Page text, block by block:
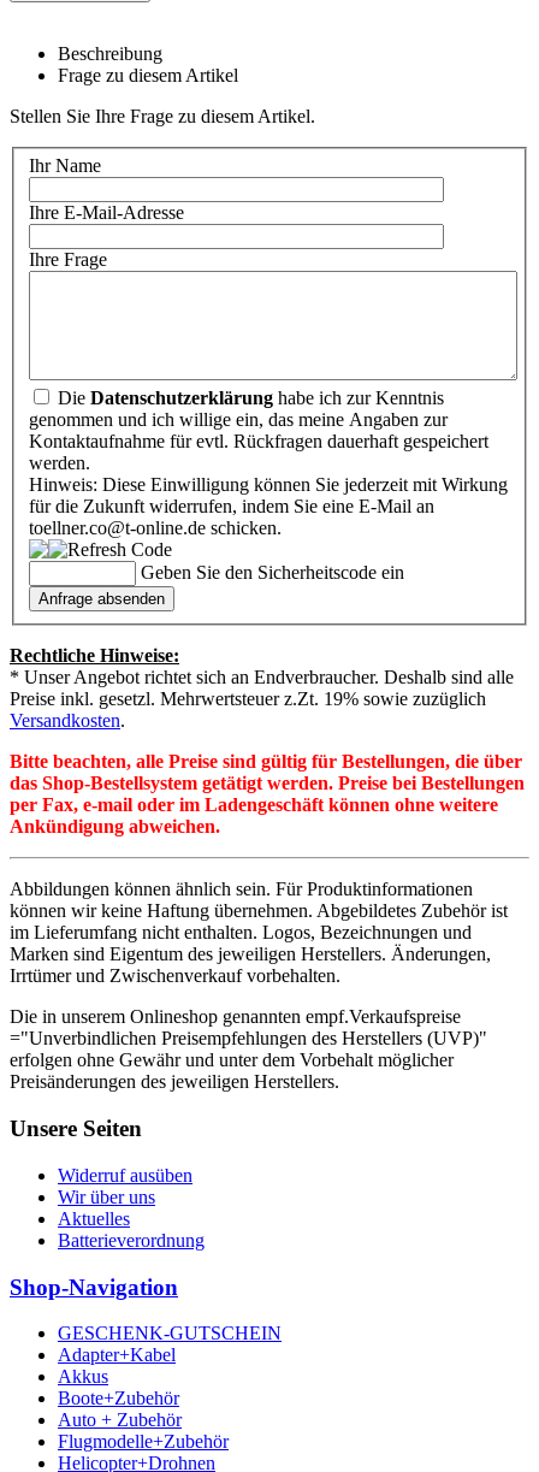
Beschreibung
Frage zu diesem Artikel
Stellen Sie Ihre Frage zu diesem Artikel.
Ihr Name
Ihre E-Mail-Adresse
Ihre Frage
Die Datenschutzerklärung habe ich zur Kenntnis
genommen und ich willige ein, das meine Angaben zur
Kontaktaufnahme für evtl. Rückfragen dauerhaft gespeichert
werden.
Hinweis: Diese Einwilligung können Sie jederzeit mit Wirkung
für die Zukunft widerrufen, indem Sie eine E-Mail an
toellner.co@t-online.de schicken.
Geben Sie den Sicherheitscode ein
Rechtliche Hinweise:
* Unser Angebot richtet sich an Endverbraucher. Deshalb sind alle
Preise inkl. gesetzl. Mehrwertsteuer z.Zt. 19% sowie zuzüglich
Versandkosten.
Bitte beachten, alle Preise sind gültig für Bestellungen, die über
das Shop-Bestellsystem getätigt werden. Preise bei Bestellungen
per Fax, e-mail oder im Ladengeschäft können ohne weitere
Ankündigung abweichen.
Abbildungen können ähnlich sein. Für Produktinformationen
können wir keine Haftung übernehmen. Abgebildetes Zubehör ist
im Lieferumfang nicht enthalten. Logos, Bezeichnungen und
Marken sind Eigentum des jeweiligen Herstellers. Änderungen,
Irrtümer und Zwischenverkauf vorbehalten.
Die in unserem Onlineshop genannten empf.Verkaufspreise
="Unverbindlichen Preisempfehlungen des Herstellers (UVP)"
erfolgen ohne Gewähr und unter dem Vorbehalt möglicher
Preisänderungen des jeweiligen Herstellers.
Unsere Seiten
Widerruf ausüben
Wir über uns
Aktuelles
Batterieverordnung
Shop-Navigation
GESCHENK-GUTSCHEIN
Adapter+Kabel
Akkus
Boote+Zubehör
Auto + Zubehör
Flugmodelle+Zubehör
Helicopter+Drohnen